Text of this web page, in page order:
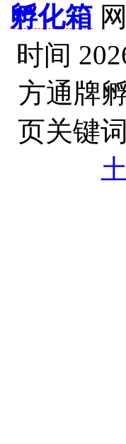
孵化箱
时间
方通牌
页关键词